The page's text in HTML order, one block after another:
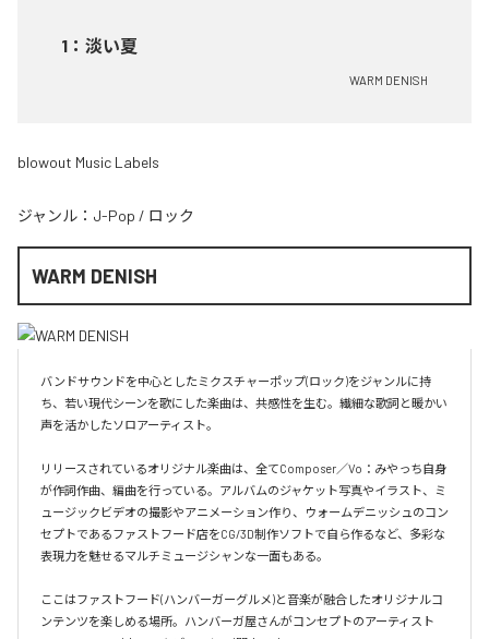
1 ： 淡い夏
WARM DENISH
blowout Music Labels
ジャンル： J-Pop / ロック
WARM DENISH
バンドサウンドを中心としたミクスチャーポップ(ロック)をジャンルに持
ち、若い現代シーンを歌にした楽曲は、共感性を生む。繊細な歌詞と暖かい
声を活かしたソロアーティスト。
リリースされているオリジナル楽曲は、全てComposer／Vo：みやっち自身
が作詞作曲、編曲を行っている。アルバムのジャケット写真やイラスト、ミ
ュージックビデオの撮影やアニメーション作り、ウォームデニッシュのコン
セプトであるファストフード店をCG/3D制作ソフトで自ら作るなど、多彩な
表現力を魅せるマルチミュージシャンな一面もある。
ここはファストフード(ハンバーガーグルメ)と音楽が融合したオリジナルコ
ンテンツを楽しめる場所。ハンバーガ屋さんがコンセプトのアーティスト